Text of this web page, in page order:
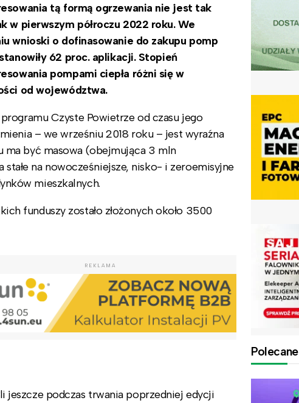
tą formą ogrzewania nie jest tak
w pierwszym półroczu 2022 roku. We
wnioski o dofinasowanie do zakupu pomp
62 proc. aplikacji. Stopień
pompami ciepła różni się w
od województwa.
Czyste Powietrze od czasu jego
– we wrześniu 2018 roku – jest wyraźna
ma być masowa (obejmująca 3 mln
na nowocześniejsze, nisko- i zeroemisyjne
mieszkalnych.
funduszy zostało złożonych około 3500
REKLAMA
jeszcze podczas trwania poprzedniej edycji
Polecane